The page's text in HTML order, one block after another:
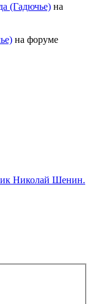
(Гадючье) на
на форуме
Николай Шенин.